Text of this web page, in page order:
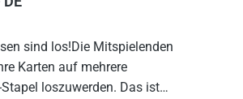
sind los!Die Mitspielenden
Karten auf mehrere
loszuwerden. Das ist